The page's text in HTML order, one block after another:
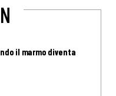
il marmo diventa